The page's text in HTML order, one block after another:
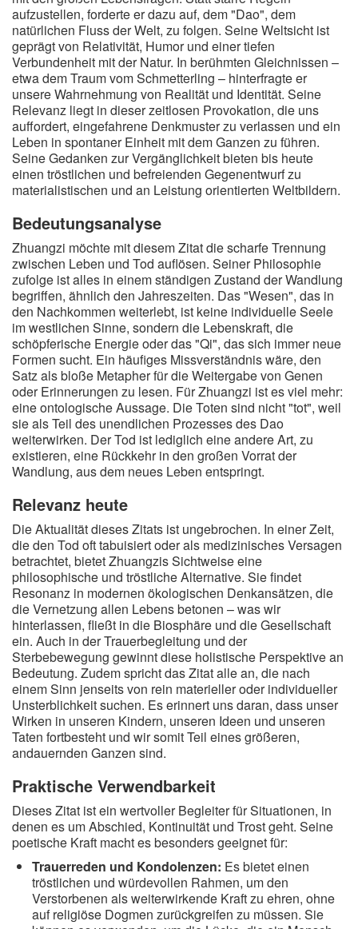
aufzustellen, forderte er dazu auf, dem "Dao", dem
natürlichen Fluss der Welt, zu folgen. Seine Weltsicht ist
geprägt von Relativität, Humor und einer tiefen
Verbundenheit mit der Natur. In berühmten Gleichnissen –
etwa dem Traum vom Schmetterling – hinterfragte er
unsere Wahrnehmung von Realität und Identität. Seine
Relevanz liegt in dieser zeitlosen Provokation, die uns
auffordert, eingefahrene Denkmuster zu verlassen und ein
Leben in spontaner Einheit mit dem Ganzen zu führen.
Seine Gedanken zur Vergänglichkeit bieten bis heute
einen tröstlichen und befreienden Gegenentwurf zu
materialistischen und an Leistung orientierten Weltbildern.
Bedeutungsanalyse
Zhuangzi möchte mit diesem Zitat die scharfe Trennung
zwischen Leben und Tod auflösen. Seiner Philosophie
zufolge ist alles in einem ständigen Zustand der Wandlung
begriffen, ähnlich den Jahreszeiten. Das "Wesen", das in
den Nachkommen weiterlebt, ist keine individuelle Seele
im westlichen Sinne, sondern die Lebenskraft, die
schöpferische Energie oder das "Qi", das sich immer neue
Formen sucht. Ein häufiges Missverständnis wäre, den
Satz als bloße Metapher für die Weitergabe von Genen
oder Erinnerungen zu lesen. Für Zhuangzi ist es viel mehr:
eine ontologische Aussage. Die Toten sind nicht "tot", weil
sie als Teil des unendlichen Prozesses des Dao
weiterwirken. Der Tod ist lediglich eine andere Art, zu
existieren, eine Rückkehr in den großen Vorrat der
Wandlung, aus dem neues Leben entspringt.
Relevanz heute
Die Aktualität dieses Zitats ist ungebrochen. In einer Zeit,
die den Tod oft tabuisiert oder als medizinisches Versagen
betrachtet, bietet Zhuangzis Sichtweise eine
philosophische und tröstliche Alternative. Sie findet
Resonanz in modernen ökologischen Denkansätzen, die
die Vernetzung allen Lebens betonen – was wir
hinterlassen, fließt in die Biosphäre und die Gesellschaft
ein. Auch in der Trauerbegleitung und der
Sterbebewegung gewinnt diese holistische Perspektive an
Bedeutung. Zudem spricht das Zitat alle an, die nach
einem Sinn jenseits von rein materieller oder individueller
Unsterblichkeit suchen. Es erinnert uns daran, dass unser
Wirken in unseren Kindern, unseren Ideen und unseren
Taten fortbesteht und wir somit Teil eines größeren,
andauernden Ganzen sind.
Praktische Verwendbarkeit
Dieses Zitat ist ein wertvoller Begleiter für Situationen, in
denen es um Abschied, Kontinuität und Trost geht. Seine
poetische Kraft macht es besonders geeignet für:
Trauerreden und Kondolenzen: Es bietet einen
tröstlichen und würdevollen Rahmen, um den
Verstorbenen als weiterwirkende Kraft zu ehren, ohne
auf religiöse Dogmen zurückgreifen zu müssen. Sie